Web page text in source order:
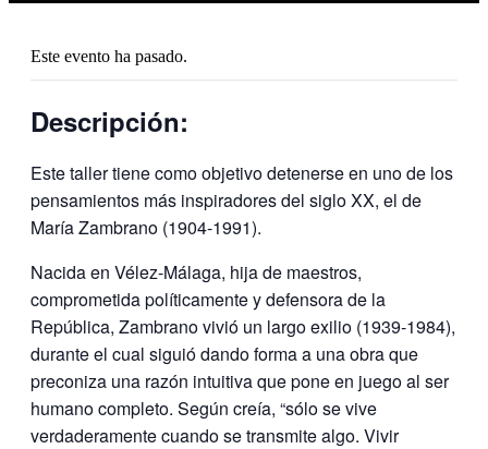
Este evento ha pasado.
Descripción:
Este taller tiene como objetivo detenerse en uno de los
pensamientos más inspiradores del siglo XX, el de
María Zambrano (1904-1991).
Nacida en Vélez-Málaga, hija de maestros,
comprometida políticamente y defensora de la
República, Zambrano vivió un largo exilio (1939-1984),
durante el cual siguió dando forma a una obra que
preconiza una razón intuitiva que pone en juego al ser
humano completo. Según creía, “sólo se vive
verdaderamente cuando se transmite algo. Vivir